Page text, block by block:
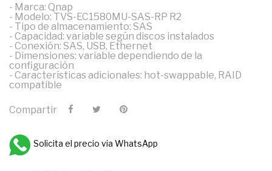
- Marca: Qnap
- Modelo: TVS-EC1580MU-SAS-RP R2
- Tipo de almacenamiento: SAS
- Capacidad: variable según discos instalados
- Conexión: SAS, USB, Ethernet
- Dimensiones: variable dependiendo de la
configuración
- Características adicionales: hot-swappable, RAID
compatible
Compartir
Solicita el precio via WhatsApp